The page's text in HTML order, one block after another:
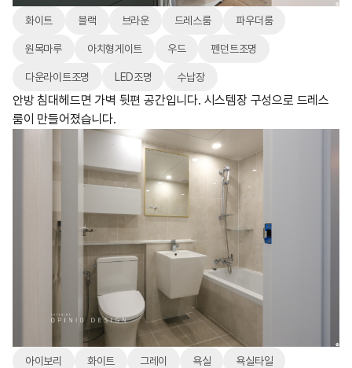
화이트 블랙 브라운 드레스룸 파우더룸
원목마루 아치형게이트 우드 펜던트조명
다운라이트조명 LED조명 수납장
안방 침대헤드면 가벽 뒷편 공간입니다. 시스템장 구성으로 드레스
룸이 만들어졌습니다.
아이보리 화이트 그레이 욕실 욕실타일